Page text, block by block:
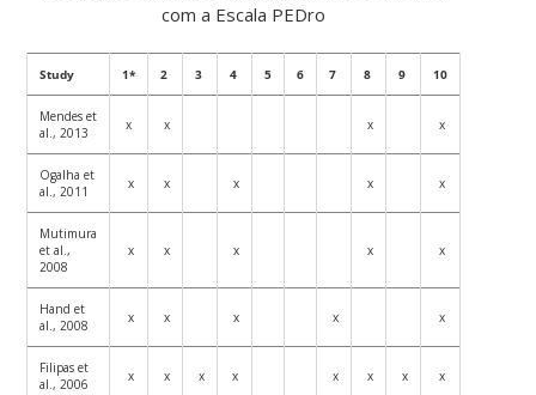
com a Escala PEDro
Study 1* 2 3 4 5 6 7 8 9 10
Mendes et
al., 2013
x x x x
Ogalha et
al., 2011
x x x x x
Mutimura
et al.,
2008
x x x x x
Hand et
al., 2008
x x x x x
Filipas et
al., 2006
x x x x x x x x